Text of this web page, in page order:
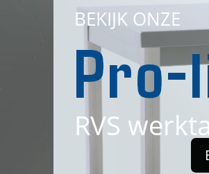
BEKIJK ONZE
Pro-
RVS